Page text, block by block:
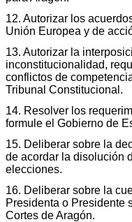
12. Autorizar los
Unión Europea y de
13. Autorizar la
inconstitucionalidad,
conflictos de
Tribunal Constitucional.
14. Resolver los
formule el Gobierno de
15. Deliberar sobre la
de acordar la disolución
elecciones.
16. Deliberar sobre la
Presidenta o Presidente
Cortes de Aragón.